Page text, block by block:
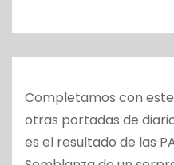
Completamos con
otras portadas de
es el resultado de las